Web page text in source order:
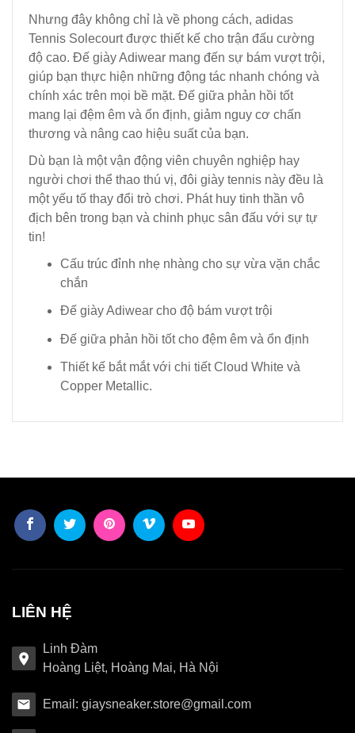
Nhưng đây không chỉ là về phong cách, adidas
Tennis Solecourt được thiết kế cho trận đấu cường
độ cao. Đế giày Adiwear mang đến sự bám vượt trội,
giúp bạn thực hiện những động tác nhanh chóng và
chính xác trên mọi bề mặt. Đế giữa phản hồi tốt
mang lại đệm êm và ổn định, giảm nguy cơ chấn
thương và nâng cao hiệu suất của bạn.
Dù bạn là một vận động viên chuyên nghiệp hay
người chơi thể thao thú vị, đôi giày tennis này đều là
một yếu tố thay đổi trò chơi. Phát huy tinh thần vô
địch bên trong bạn và chinh phục sân đấu với sự tự
tin!
Cấu trúc đỉnh nhẹ nhàng cho sự vừa vặn chắc
chắn
Đế giày Adiwear cho độ bám vượt trội
Đế giữa phản hồi tốt cho đệm êm và ổn định
Thiết kế bắt mắt với chi tiết Cloud White và
Copper Metallic.
LIÊN HỆ
Linh Đàm
Hoàng Liệt, Hoàng Mai, Hà Nội
Email: giaysneaker.store@gmail.com